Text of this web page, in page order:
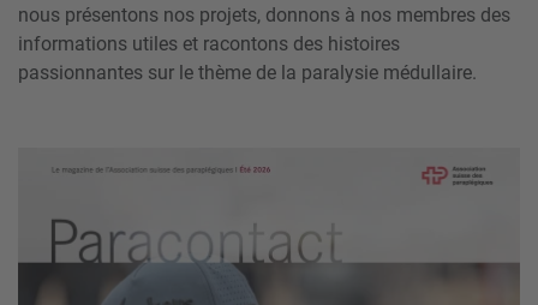
nous présentons nos projets, donnons à nos membres des
informations utiles et racontons des histoires
passionnantes sur le thème de la paralysie médullaire.